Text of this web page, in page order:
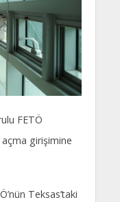
FETÖ
girişimine
Teksas’taki